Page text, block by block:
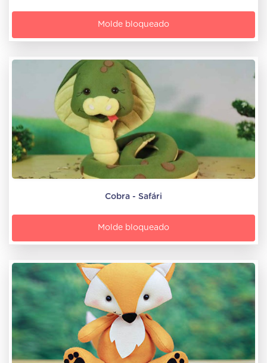
Molde bloqueado
Cobra - Safári
Molde bloqueado